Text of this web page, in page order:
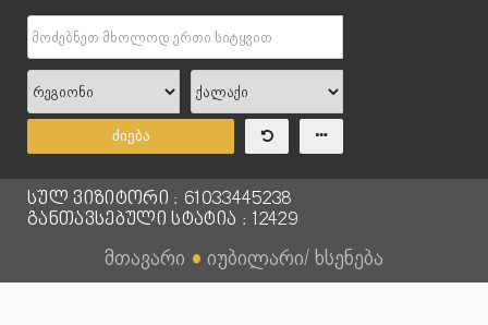
ძიება
სულ ვიზიტორი : 61033445238
განთავსებული სტატია : 12429
მთავარი ● იუბილარი/ ხსენება